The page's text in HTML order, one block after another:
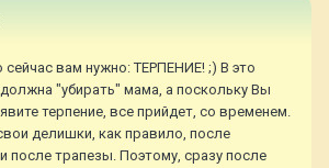
сейчас вам нужно: ТЕРПЕНИЕ! ;) В это
"убирать" мама, а поскольку Вы
терпение, все прийдет, со временем.
делишки, как правило, после
после трапезы. Поэтому, сразу после